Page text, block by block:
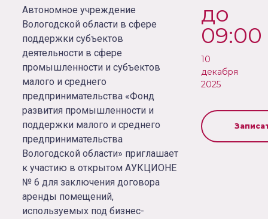
Автономное учреждение
Вологодской области в сфере
поддержки субъектов
деятельности в сфере
промышленности и субъектов
малого и среднего
предпринимательства «Фонд
развития промышленности и
поддержки малого и среднего
предпринимательства
Вологодской области» приглашает
к участию в открытом АУКЦИОНЕ
№ 6 для заключения договора
аренды помещений,
используемых под бизнес-
до
09:00
10
декабря
2025